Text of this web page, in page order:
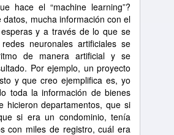
hace el “machine learning”?
datos, mucha información con el
y a través de lo que se
neuronales artificiales se
de manera artificial y se
Por ejemplo, un proyecto
y que creo ejemplifica es, yo
toda la información de bienes
hicieron departamentos, que si
si era un condominio, tenía
con miles de registro, cuál era